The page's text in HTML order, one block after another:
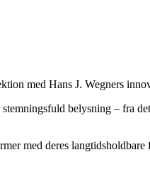
med Hans J. Wegners
belysning – fra
med deres